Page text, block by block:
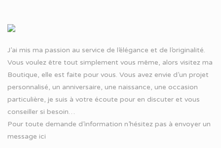
J’ai mis ma passion au service de l’élégance et de l’originalité.
Vous voulez être tout simplement vous même, alors visitez ma
Boutique, elle est faite pour vous. Vous avez envie d’un projet
personnalisé, un anniversaire, une naissance, une occasion
particulière, je suis à votre écoute pour en discuter et vous
conseiller si besoin…
Pour toute demande d’information n’hésitez pas à envoyer un
message ici